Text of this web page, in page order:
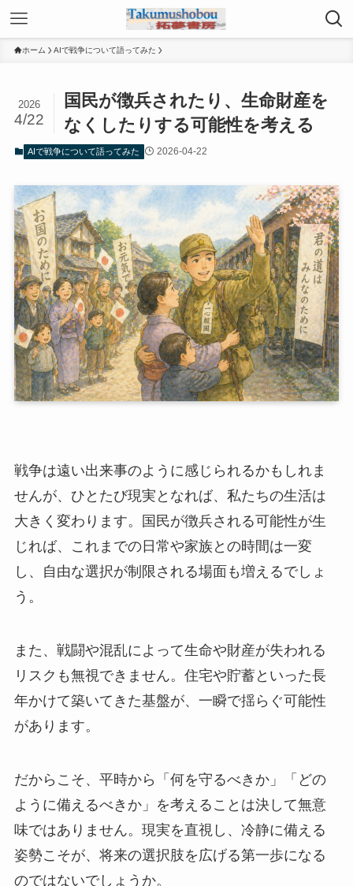
ホーム AIで戦争について語ってみた
国民が徴兵されたり、生命財産を
なくしたりする可能性を考える
2026
4/22
AIで戦争について語ってみた 2026-04-22
戦争は遠い出来事のように感じられるかもしれま
せんが、ひとたび現実となれば、私たちの生活は
大きく変わります。国民が徴兵される可能性が生
じれば、これまでの日常や家族との時間は一変
し、自由な選択が制限される場面も増えるでしょ
う。
また、戦闘や混乱によって生命や財産が失われる
リスクも無視できません。住宅や貯蓄といった長
年かけて築いてきた基盤が、一瞬で揺らぐ可能性
があります。
だからこそ、平時から「何を守るべきか」「どの
ように備えるべきか」を考えることは決して無意
味ではありません。現実を直視し、冷静に備える
姿勢こそが、将来の選択肢を広げる第一歩になる
のではないでしょうか。